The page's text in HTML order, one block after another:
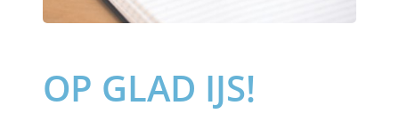
OP GLAD IJS!